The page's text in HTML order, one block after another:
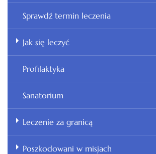
Sprawdź termin leczenia
Jak się leczyć
Profilaktyka
Sanatorium
Leczenie za granicą
Poszkodowani w misjach